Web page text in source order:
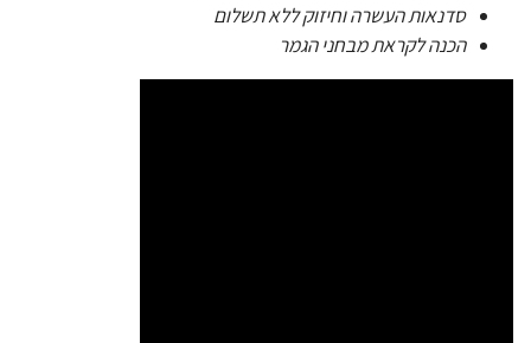
סדנאות העשרה וחיזוק ללא תשלום
הכנה לקראת מבחני הגמר